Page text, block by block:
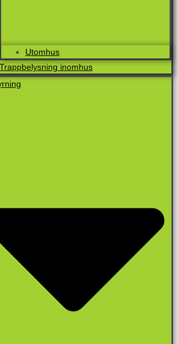
Utomhus
Trappbelysning inomhus